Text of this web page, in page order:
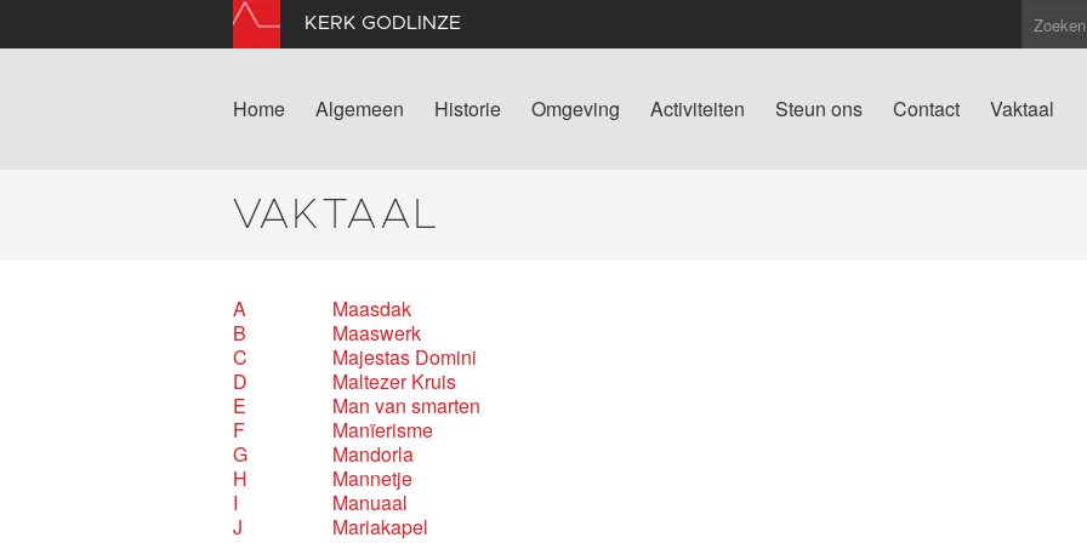
KERK GODLINZE
Home Algemeen Historie Omgeving Activiteiten Steun ons Contact Vaktaal
VAKTAAL
A
B
C
D
E
F
G
H
I
J
Maasdak
Maaswerk
Majestas Domini
Maltezer Kruis
Man van smarten
Manïerisme
Mandorla
Mannetje
Manuaal
Mariakapel